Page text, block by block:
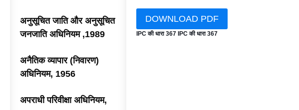
अनुसूचित जाति और अनुसूचित
जनजाति अधिनियम ,1989
अनैतिक व्यापार (निवारण)
अधिनियम, 1956
अपराधी परिवीक्षा अधिनियम,
DOWNLOAD PDF
IPC की धारा 367 IPC की धारा 367